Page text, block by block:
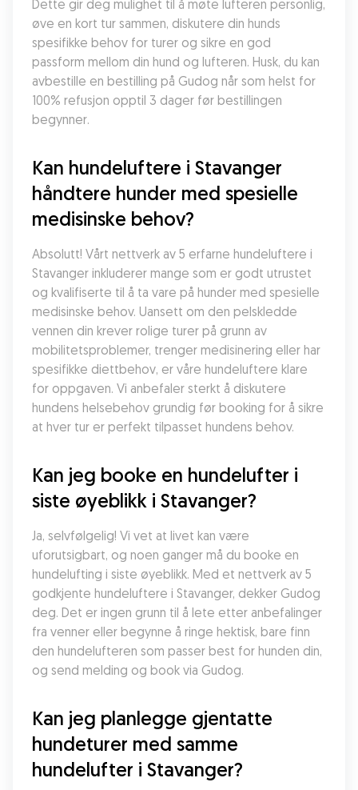
Dette gir deg mulighet til å møte lufteren personlig,
øve en kort tur sammen, diskutere din hunds
spesifikke behov for turer og sikre en god
passform mellom din hund og lufteren. Husk, du kan
avbestille en bestilling på Gudog når som helst for
100% refusjon opptil 3 dager før bestillingen
begynner.
Kan hundeluftere i Stavanger
håndtere hunder med spesielle
medisinske behov?
Absolutt! Vårt nettverk av 5 erfarne hundeluftere i
Stavanger inkluderer mange som er godt utrustet
og kvalifiserte til å ta vare på hunder med spesielle
medisinske behov. Uansett om den pelskledde
vennen din krever rolige turer på grunn av
mobilitetsproblemer, trenger medisinering eller har
spesifikke diettbehov, er våre hundeluftere klare
for oppgaven. Vi anbefaler sterkt å diskutere
hundens helsebehov grundig før booking for å sikre
at hver tur er perfekt tilpasset hundens behov.
Kan jeg booke en hundelufter i
siste øyeblikk i Stavanger?
Ja, selvfølgelig! Vi vet at livet kan være
uforutsigbart, og noen ganger må du booke en
hundelufting i siste øyeblikk. Med et nettverk av 5
godkjente hundeluftere i Stavanger, dekker Gudog
deg. Det er ingen grunn til å lete etter anbefalinger
fra venner eller begynne å ringe hektisk, bare finn
den hundelufteren som passer best for hunden din,
og send melding og book via Gudog.
Kan jeg planlegge gjentatte
hundeturer med samme
hundelufter i Stavanger?